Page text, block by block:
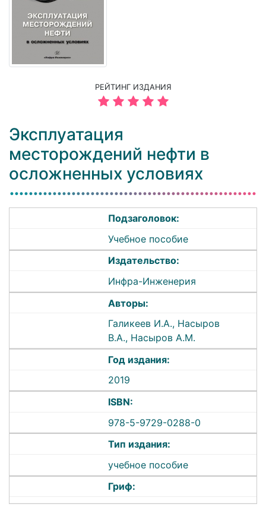
РЕЙТИНГ ИЗДАНИЯ
Эксплуатация
месторождений нефти в
осложненных условиях
Подзаголовок:
Учебное пособие
Издательство:
Инфра-Инженерия
Авторы:
Галикеев И.А., Насыров
В.А., Насыров А.М.
Год издания:
2019
ISBN:
978-5-9729-0288-0
Тип издания:
учебное пособие
Гриф: